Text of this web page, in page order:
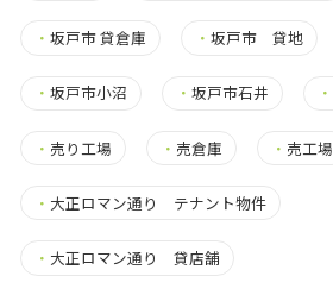
・ 坂戸市 貸倉庫 ・坂戸市 貸地
・ 坂戸市小沼 ・坂戸市石井 ・
・ 売り工場 ・ 売倉庫 ・ 売工場
・ 大正ロマン通り テナント物件
・ 大正ロマン通り 貸店舗